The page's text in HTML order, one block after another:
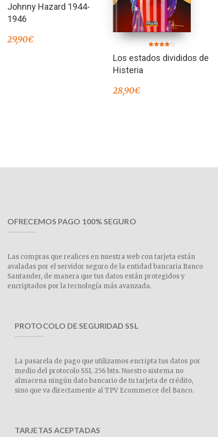
en
3.50
Johnny Hazard 1944-
1946
29,90€
en
4.00
Los estados divididos de
Histeria
28,90€
OFRECEMOS PAGO 100% SEGURO
Las compras que realices en nuestra web con tarjeta están
avaladas por el servidor seguro de la entidad bancaria Banco
Santander, de manera que tus datos están protegidos y
encriptados por la tecnología más avanzada.
PROTOCOLO DE SEGURIDAD SSL
La pasarela de pago que utilizamos encripta tus datos por
medio del protocolo SSL 256 bits. Nuestro sistema no
almacena ningún dato bancario de tu tarjeta de crédito,
sino que va directamente al TPV Ecommerce del Banco.
TARJETAS ACEPTADAS